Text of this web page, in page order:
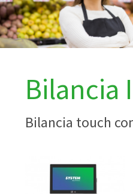
Bilancia
Bilancia touch